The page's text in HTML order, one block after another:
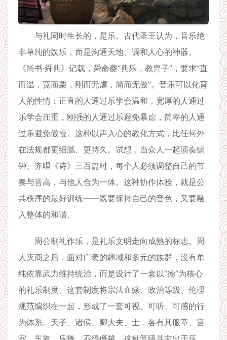
与礼同时生长的，是乐。古代圣王认为，音乐绝
非单纯的娱乐，而是沟通天地、调和人心的神器。
《尚书·舜典》记载，舜命夔“典乐，教胄子”，要求“直
而温，宽而栗，刚而无虐，简而无傲”。音乐可以化育
人的性情：正直的人通过乐学会温和，宽厚的人通过
乐学会庄重，刚强的人通过乐避免暴虐，简率的人通
过乐避免傲慢。这种以声入心的教化方式，比任何外
在法规都更细腻、更持久。试想，当众人一起演奏编
钟、齐唱《诗》三百篇时，每个人必须调整自己的节
奏与音高，与他人合为一体。这种协作体验，就是公
共秩序的最好训练——既要保持自己的音色，又要融
入整体的和谐。
周公制礼作乐，是礼乐文明走向成熟的标志。周
人灭商之后，面对广袤的疆域和多元的族群，没有单
纯依靠武力维持统治，而是设计了一套以“德”为核心
的礼乐制度。这套制度将宗法血缘、政治等级、伦理
规范编织在一起，形成了一套可视、可听、可感的行
为体系。天子、诸侯、卿大夫、士，各有其服章、宫